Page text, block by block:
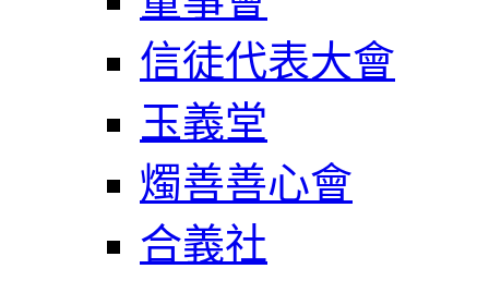
信徒代表大會
玉義堂
燭善善心會
合義社